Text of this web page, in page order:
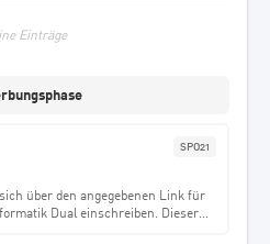
Einträge
SPO21
über den angegebenen Link für
Dual einschreiben. Dieser